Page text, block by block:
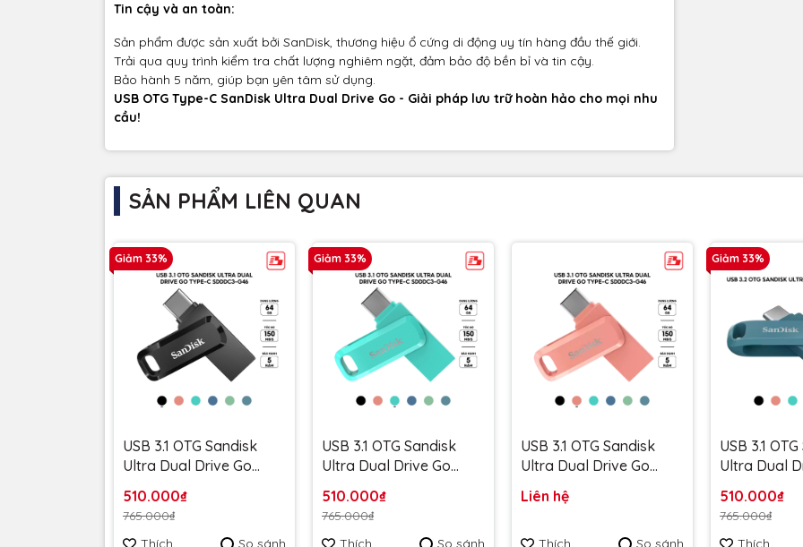
Tin cậy và an toàn:
Sản phẩm được sản xuất bởi SanDisk, thương hiệu ổ cứng di động uy tín hàng đầu thế giới.
Trải qua quy trình kiểm tra chất lượng nghiêm ngặt, đảm bảo độ bền bỉ và tin cậy.
Bảo hành 5 năm, giúp bạn yên tâm sử dụng.
USB OTG Type-C SanDisk Ultra Dual Drive Go - Giải pháp lưu trữ hoàn hảo cho mọi nhu
cầu!
SẢN PHẨM LIÊN QUAN
Giảm 33%
USB 3.1 OTG Sandisk
Ultra Dual Drive Go
150MB/s SDDDC3-
064G-G46 màu đen -
510.000₫
765.000₫
Thích
So sánh
Giảm 33%
USB 3.1 OTG Sandisk
Ultra Dual Drive Go
150MB/s SDDDC3-
064G-G46G màu xanh
510.000₫
765.000₫
Thích
So sánh
USB 3.1 OTG Sandisk
Ultra Dual Drive Go
150MB/s SDDDC3-
Liên hệ
Thích So sánh
Giảm 33%
USB 3.1
Ultra Dual
400MB/s
064G-
510.000₫
765.000₫
Thích